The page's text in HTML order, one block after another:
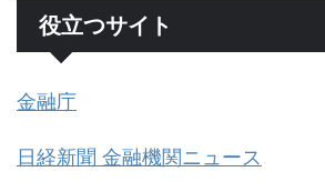
役立つサイト
金融庁
日経新聞 金融機関ニュース